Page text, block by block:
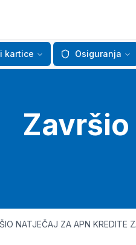
kartice Osiguranja
NATJEČAJ ZA APN KREDITE